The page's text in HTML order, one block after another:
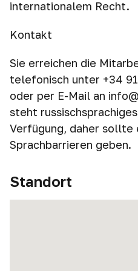
internationalem Recht.
Kontakt
Sie erreichen die
telefonisch unter +34
oder per E-Mail an
steht
Verfügung, daher sollte
Sprachbarrieren geben.
Standort